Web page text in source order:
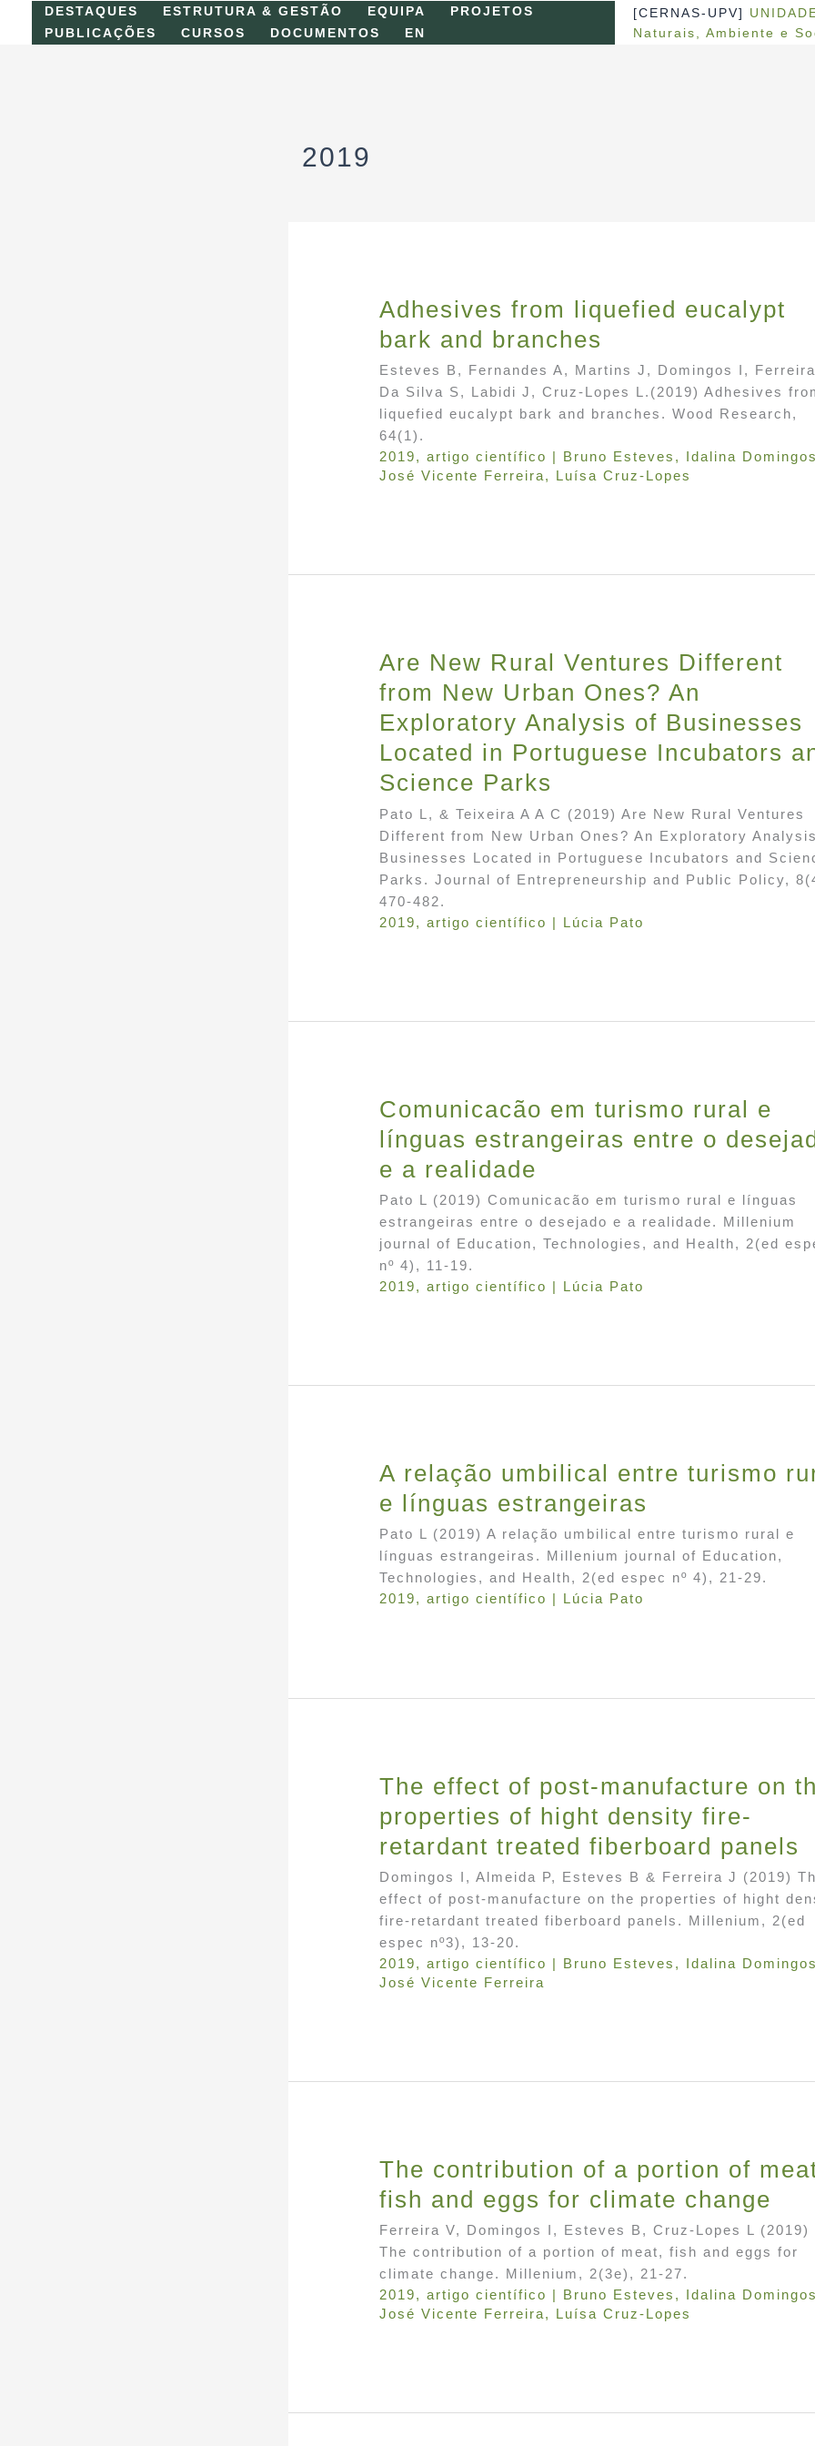
DESTAQUES ESTRUTURA & GESTÃO EQUIPA
PROJETOS
PUBLICAÇÕES
CURSOS DOCUMENTOS EN
[CERNAS-UPV]
Naturais, Ambiente e
2019
Adhesives from liquefied eucalypt
bark and branches
Esteves B, Fernandes A, Martins J, Domingos I,
Da Silva S, Labidi J, Cruz-Lopes L.(2019) Adhesives
liquefied eucalypt bark and branches. Wood Research,
64(1).
2019,artigo científico | Bruno Esteves , Idalina Domingos
José Vicente Ferreira, Luísa Cruz-Lopes
Are New Rural Ventures Different
from New Urban Ones? An
Exploratory Analysis of Businesses
Located in Portuguese Incubators
Science Parks
Pato L, & Teixeira A A C (2019) Are New Rural Ventures
Different from New Urban Ones? An Exploratory
Businesses Located in Portuguese Incubators and
Parks. Journal of Entrepreneurship and Public Policy,
470-482.
2019,artigo científico | Lúcia Pato
Comunicacão em turismo rural e
línguas estrangeiras entre o
e a realidade
Pato L (2019) Comunicacão em turismo rural e línguas
estrangeiras entre o desejado e a realidade. Millenium
journal of Education, Technologies, and Health, 2(ed
nº 4), 11-19.
2019,artigo científico | Lúcia Pato
A relação umbilical entre turismo
e línguas estrangeiras
Pato L (2019) A relação umbilical entre turismo rural e
línguas estrangeiras. Millenium journal of Education,
Technologies, and Health, 2(ed espec nº 4), 21-29.
2019,artigo científico | Lúcia Pato
The effect of post-manufacture on
properties of hight density fire-
retardant treated fiberboard panels
Domingos I, Almeida P, Esteves B & Ferreira J (2019)
effect of post-manufacture on the properties of hight
fire-retardant treated fiberboard panels. Millenium, 2(ed
espec nº3), 13-20.
2019,artigo científico | Bruno Esteves , Idalina Domingos
José Vicente Ferreira
The contribution of a portion of
fish and eggs for climate change
Ferreira V, Domingos I, Esteves B, Cruz-Lopes L (2019)
The contribution of a portion of meat, fish and eggs for
climate change. Millenium, 2(3e), 21-27.
2019,artigo científico | Bruno Esteves , Idalina Domingos
José Vicente Ferreira, Luísa Cruz-Lopes